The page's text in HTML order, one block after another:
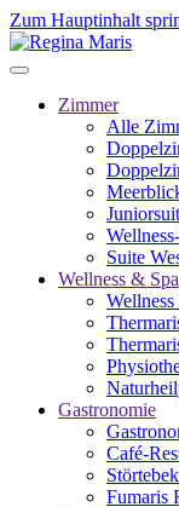
Zum Hauptinhalt
Zimmer
Alle
Suite
Wellness & Spa
Gastronomie
Café-
Fumaris